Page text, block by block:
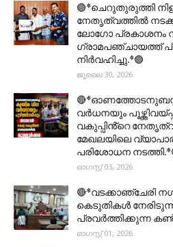
🟣*ചെറുതുരുത്തി നിള
നേതൃത്വത്തിൽ
ലോഗോ പ്രകാശനം
ഗ്രാമപഞ്ചായത്ത്
നിർവഹിച്ചു.*🟣
ജൂലൈ 30, 2026
വർധനയും
വകുപ്പിൻ്റെ
മേഖലയിലെ
പരിശോധന
ഓഗസ്റ്റ് 03, 2026
🔴*വടക്കാഞ്ചേരി
കെടുതികൾ
പ്രവർത്തിക്കുന്ന
ഓഗസ്റ്റ് 01, 2026